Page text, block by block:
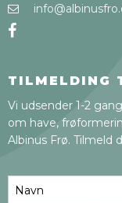
TILMELDING
Vi udsender 1-2
om have,
Albinus Frø. Tilmeld